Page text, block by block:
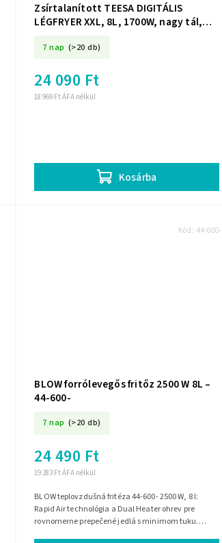
Zsírtalanított TEESA DIGITÁLIS
LÉGFRYER XXL, 8L, 1700W, nagy tál,
7 nap (>20 db)
18 969 Ft ÁFA nélkül
24 090 Ft
Kosárba
BLOW forrólevegős fritőz 2500 W 8L –
44-600-
7 nap (>20 db)
19 283 Ft ÁFA nélkül
24 490 Ft
BLOW teplovzdušná fritéza 44-600- 2500 W, 8 l:
Rapid Air technológia a Dual Heater ohrev pre
rovnomerne prepečené jedlá s minimom tuku.
Kód: 44-600-